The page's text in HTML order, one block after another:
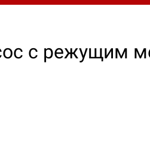
с режущим